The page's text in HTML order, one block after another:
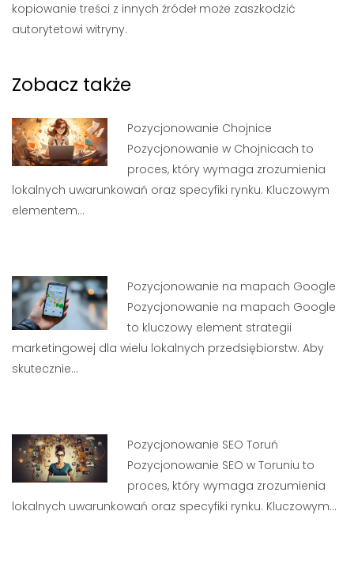
kopiowanie treści z innych źródeł może zaszkodzić
autorytetowi witryny.
Zobacz także
Pozycjonowanie Chojnice
Pozycjonowanie w Chojnicach to
proces, który wymaga zrozumienia
lokalnych uwarunkowań oraz specyfiki rynku. Kluczowym
elementem…
Pozycjonowanie na mapach Google
Pozycjonowanie na mapach Google
to kluczowy element strategii
marketingowej dla wielu lokalnych przedsiębiorstw. Aby
skutecznie…
Pozycjonowanie SEO Toruń
Pozycjonowanie SEO w Toruniu to
proces, który wymaga zrozumienia
lokalnych uwarunkowań oraz specyfiki rynku. Kluczowym…